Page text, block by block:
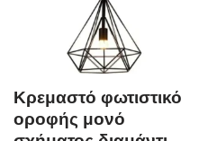
Κρεμαστό φωτιστικό
οροφής μονό